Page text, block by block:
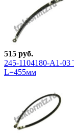
515 руб.
245-1104180-А1-03
L=455мм